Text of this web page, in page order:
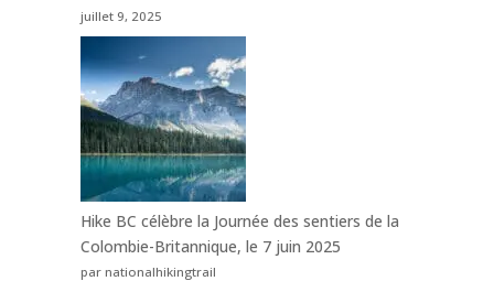
juillet 9, 2025
Hike BC célèbre la Journée des sentiers de la
Colombie-Britannique, le 7 juin 2025
par nationalhikingtrail